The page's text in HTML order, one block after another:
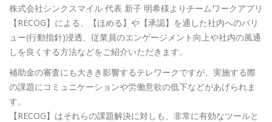
株式会社シンクスマイル 代表 新子 明希様よりチームワークアプリ
【RECOG】による、【ほめる】 や【承認】を通した社内へのバリ
ュー(行動指針)浸透、 従業員のエンゲージメント向上や社内の風通
しを良くする方法などをご紹介いただきます。
補助金の審査にも大きき影響するテレワークですが、 実施する際
の課題にコミュニケーションや労働意欲の低下などがあげられま
す。
【RECOG】はそれらの課題解決に対しも、 非常に有効なツールと